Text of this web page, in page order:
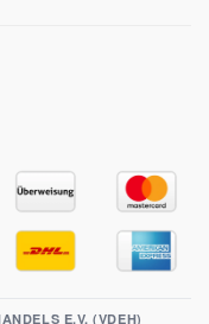
E.V. (VDEH)